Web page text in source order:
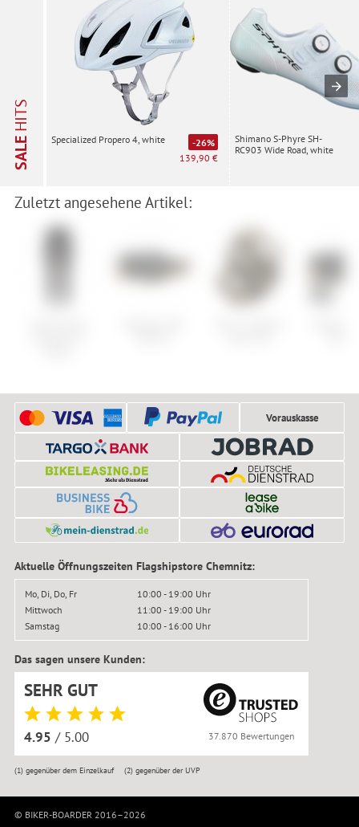
SALE
HITS
Specialized Propero 4, white
-26%
139,90 €
Shimano S-Phyre SH-
RC903 Wide Road, white
Zuletzt angesehene Artikel:
Vorauskasse
Aktuelle Öffnungszeiten Flagshipstore Chemnitz:
Mo, Di, Do, Fr
10:00 - 19:00 Uhr
Mittwoch
11:00 - 19:00 Uhr
Samstag
10:00 - 16:00 Uhr
Das sagen unsere Kunden:
SEHR GUT
4.95 / 5.00 37.870 Bewertungen
(1)gegenüber dem Einzelkauf (2) gegenüber der UVP
© BIKER-BOARDER 2016–2026